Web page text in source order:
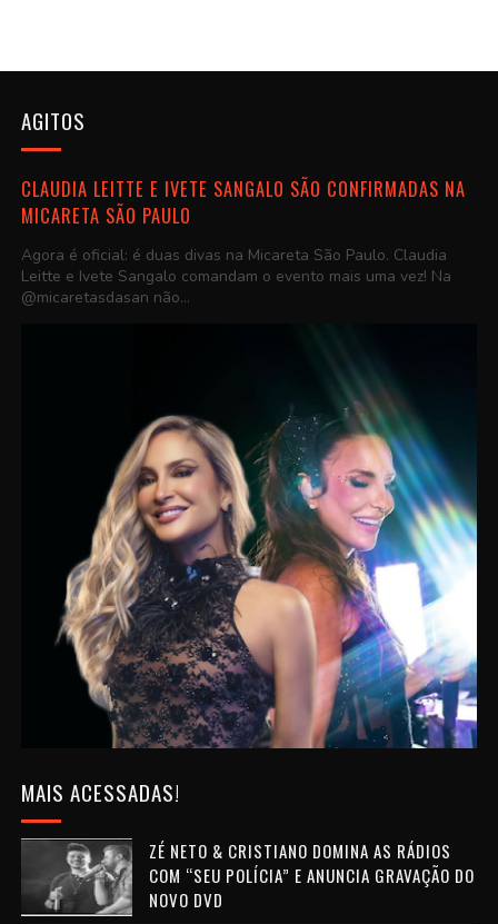
AGITOS
CLAUDIA LEITTE E IVETE SANGALO SÃO CONFIRMADAS NA
MICARETA SÃO PAULO
Agora é oficial: é duas divas na Micareta São Paulo. Claudia
Leitte e Ivete Sangalo comandam o evento mais uma vez! Na
@micaretasdasan não...
MAIS ACESSADAS!
ZÉ NETO & CRISTIANO DOMINA AS RÁDIOS
COM “SEU POLÍCIA” E ANUNCIA GRAVAÇÃO DO
NOVO DVD